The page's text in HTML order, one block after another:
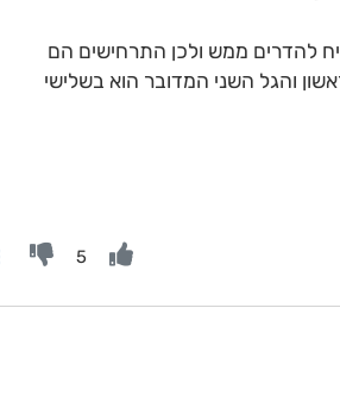
להדרים ממש ולכן התרחישים הם
והגל השני המדובר הוא בשלישי
5